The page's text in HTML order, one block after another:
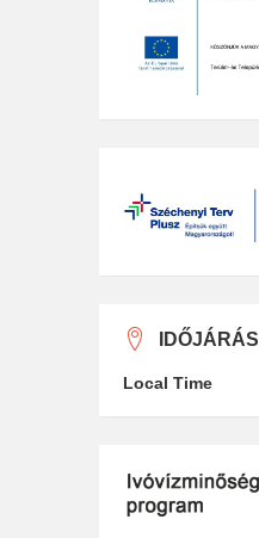
IDŐJÁRÁS
Local Time